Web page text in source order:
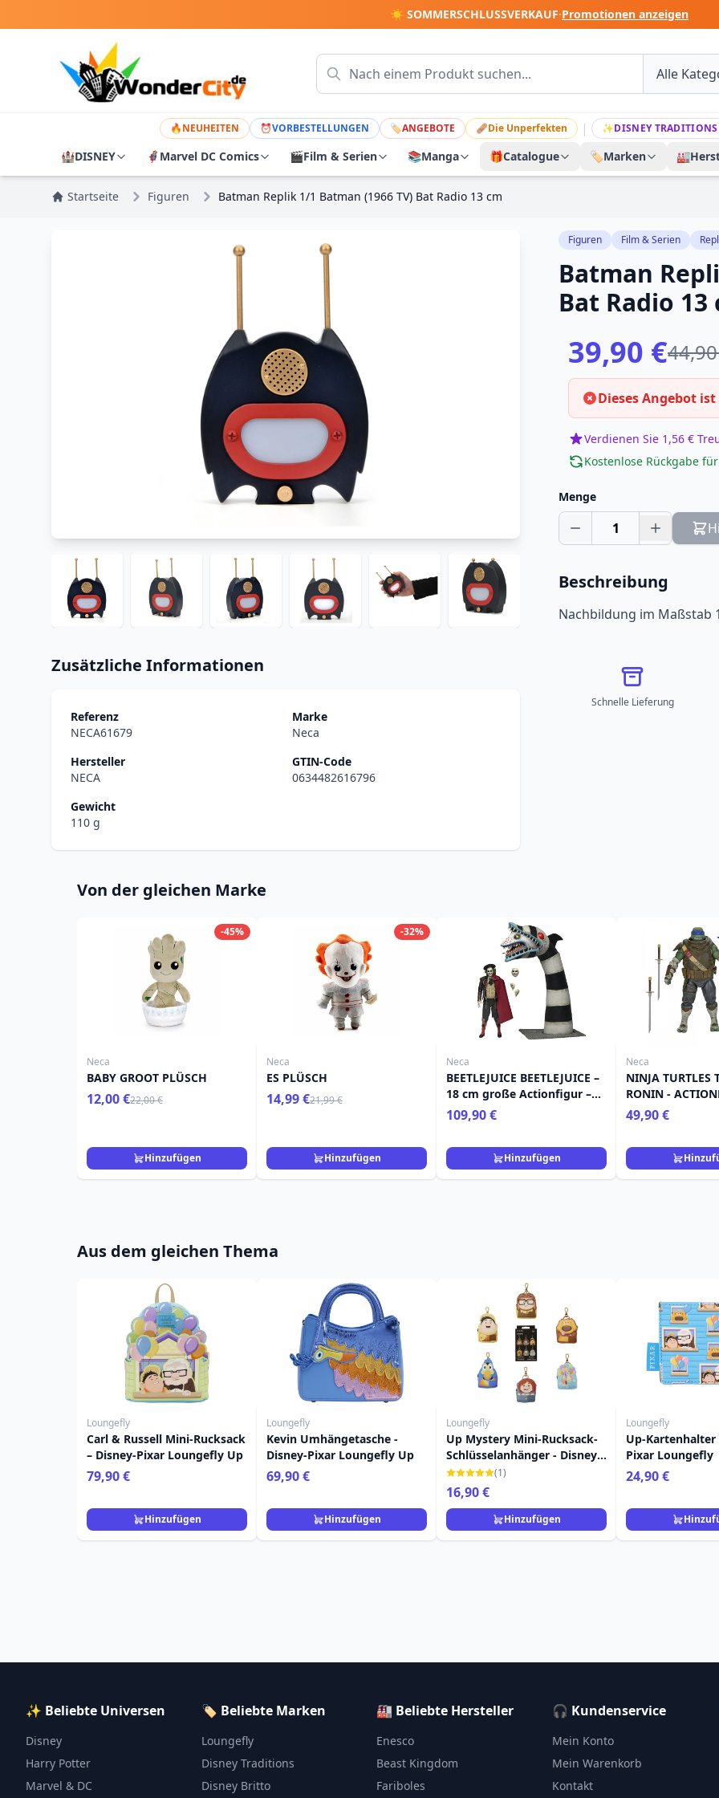
☀️ SOMMERSCHLUSSVERKAUF·Promotionen anzeigen
🔥NEUHEITEN ⏰VORBESTELLUNGEN 🏷ANGEBOTE 🩹Die Unperfekten | ✨DISNEY TRADITIONS
🏰DISNEY 🦸 Marvel DC Comics 🎬Film & Serien 📚Manga 🎁Catalogue 🏷️Marken 🏭
Startseite Figuren Batman Replik 1/1 Batman (1966 TV) Bat Radio 13 cm
Zusätzliche Informationen
Referenz
NECA61679
Marke
Neca
Hersteller
NECA
GTIN-Code
0634482616796
Gewicht
110 g
Figuren Film & Serien
Batman
Bat Radio 13
39,90 €
Dieses Angebot
Verdienen Sie 1,56 €
Kostenlose Rückgabe
Menge
1
Beschreibung
Nachbildung im Maßstab
Schnelle Lieferung
Von der gleichen Marke
-45%
Neca
BABY GROOT PLÜSCH
12,00 €22,00 €
Hinzufügen
-32%
Neca
ES PLÜSCH
14,99 €21,99 €
Hinzufügen
Neca
BEETLEJUICE BEETLEJUICE –
18 cm große Actionfigur –
Ultimatives „MATADOR“-
BEETLEJUICE- UND
109,90 €
Hinzufügen
Neca
NINJA TURTLES
RONIN -
ULTIMATE
49,90 €
Aus dem gleichen Thema
Loungefly
Carl & Russell Mini-Rucksack
– Disney-Pixar Loungefly Up
79,90 €
Hinzufügen
Loungefly
Kevin Umhängetasche -
Disney-Pixar Loungefly Up
69,90 €
Hinzufügen
Loungefly
Up Mystery Mini-Rucksack-
Schlüsselanhänger - Disney-
Pixar Loungefly
(1)
16,90 €
Hinzufügen
Loungefly
Up-Kartenhalter
Pixar Loungefly
24,90 €
✨ Beliebte Universen
Disney
Harry Potter
Marvel & DC
🏷️ Beliebte Marken
Loungefly
Disney Traditions
Disney Britto
🏭 Beliebte Hersteller
Enesco
Beast Kingdom
Fariboles
🎧 Kundenservice
Mein Konto
Mein Warenkorb
Kontakt